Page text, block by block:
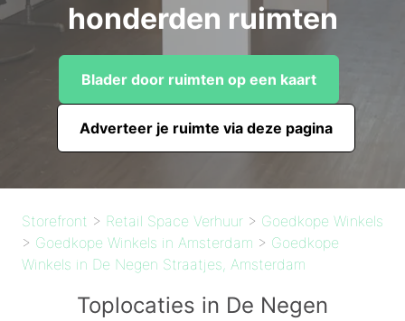
honderden ruimten
Blader door ruimten op een kaart
Adverteer je ruimte via deze pagina
Storefront > Retail Space Verhuur > Goedkope Winkels
> Goedkope Winkels in Amsterdam > Goedkope
Winkels in De Negen Straatjes, Amsterdam
Toplocaties in De Negen